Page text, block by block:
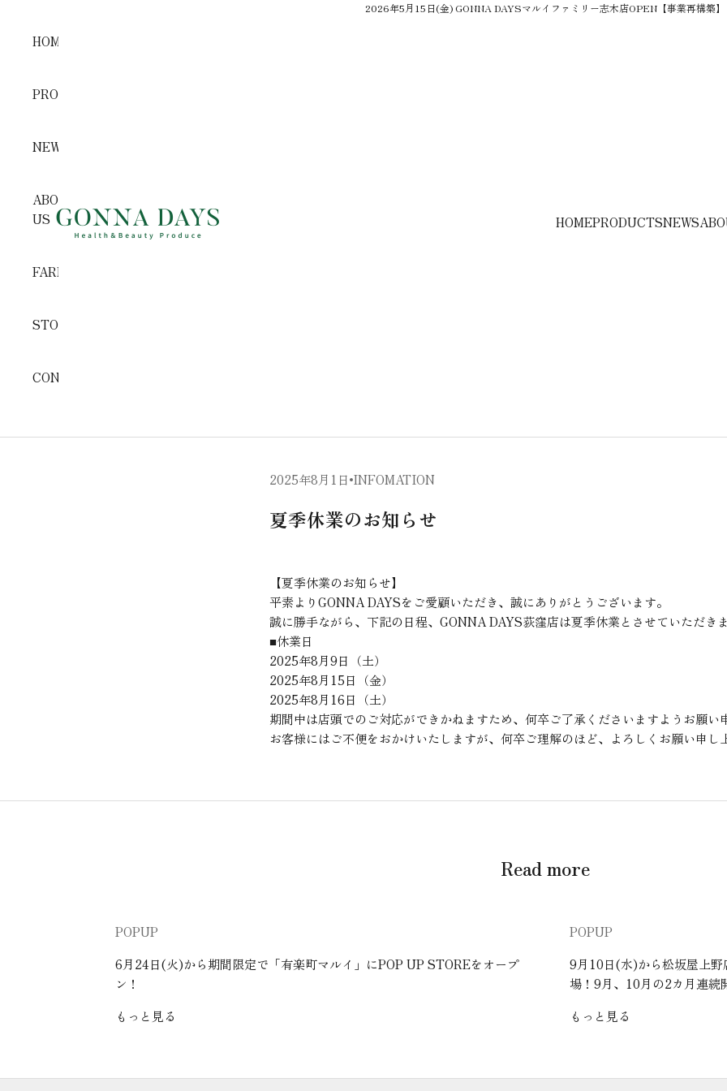
2026年5月15日(金) GONNA DAYSマルイファミリー志木店OPEN【事業再構築】
GONNA DAYS ONLINE STORE
HOMEPRODUCTSNEWS
HOME
PRODUCTS
NEWS
ABOUT
US
FARM
STORE
CONTACT
2025年8月1日 INFOMATION
夏季休業のお知らせ
【夏季休業のお知らせ】
平素よりGONNA DAYSをご愛顧いただき、誠にありがとうございます。
誠に勝手ながら、下記の日程、GONNA DAYS荻窪店は夏季休業とさせていただきま
■休業日
2025年8月9日（土）
2025年8月15日（金）
2025年8月16日（土）
期間中は店頭でのご対応ができかねますため、何卒ご了承くださいますようお願い
お客様にはご不便をおかけいたしますが、何卒ご理解のほど、よろしくお願い申し
Read more
POPUP
6月24日(火)から期間限定で「有楽町マルイ」にPOP UP STOREをオープ
ン！
もっと見る
POPUP
9月10日(水)から松坂屋上
場！9月、10月の2カ月連続
もっと見る